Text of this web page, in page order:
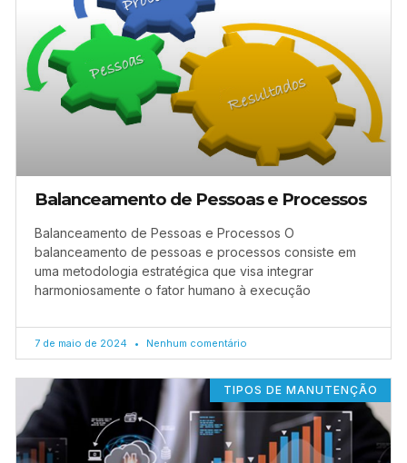
Balanceamento de Pessoas e Processos
Balanceamento de Pessoas e Processos O
balanceamento de pessoas e processos consiste em
uma metodologia estratégica que visa integrar
harmoniosamente o fator humano à execução
7 de maio de 2024 Nenhum comentário
TIPOS DE MANUTENÇÃO